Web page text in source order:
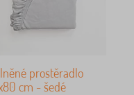
prostěradlo
cm - šedé